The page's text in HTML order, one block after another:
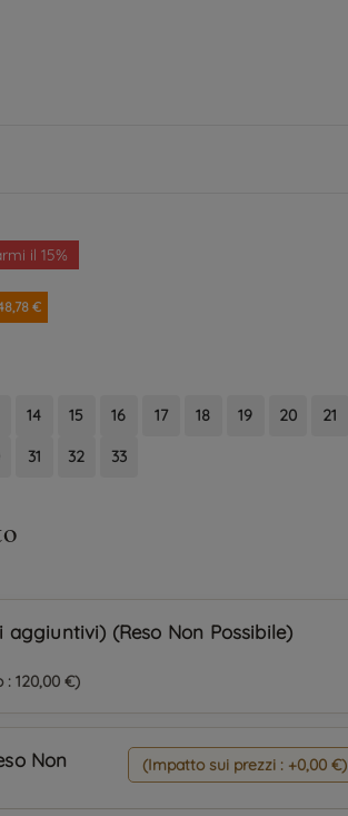
il 15%
€
14 15 16 17 18 19 20 21
31 32 33
(Reso Non Possibile)
120,00 €)
Non
(Impatto sui prezzi : +0,00 €)